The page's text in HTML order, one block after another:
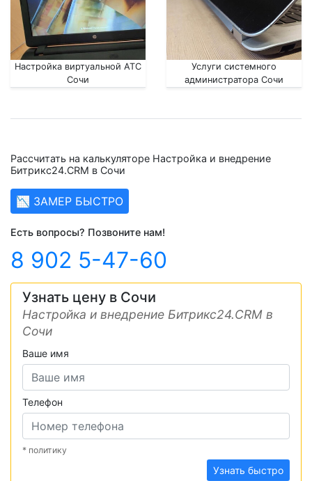
Настройка виртуальной АТС
Сочи
Услуги системного
администратора Сочи
Рассчитать на калькуляторе Настройка и внедрение
Битрикс24.CRM в Сочи
📉 ЗАМЕР БЫСТРО
Есть вопросы? Позвоните нам!
8 902 5-47-60
Узнать цену в Сочи
Настройка и внедрение Битрикс24.CRM в
Сочи
Ваше имя
Телефон
* политику
Узнать быстро